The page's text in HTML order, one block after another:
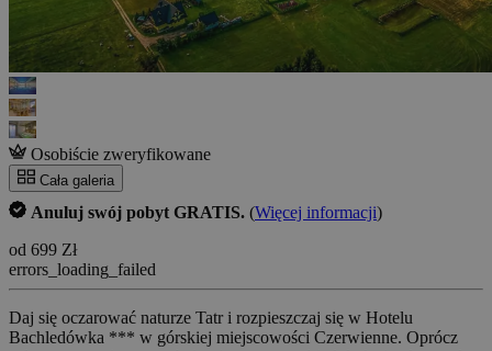
Osobiście zweryfikowane
Cała galeria
Anuluj swój pobyt GRATIS. (Więcej informacji)
od 699 Zł
errors_loading_failed
Daj się oczarować naturze Tatr i rozpieszczaj się w Hotelu
Bachledówka *** w górskiej miejscowości Czerwienne. Oprócz